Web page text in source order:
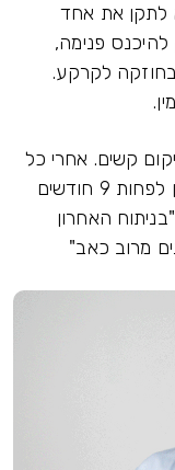
לתקן את אחד
פנימה,
לקרקע.
שיקום קשים. אחרי כל
ניתוח נסים שכב מגובס בחצי גופו העליון לפחות 9 חודשים
האחרון
מרוב כאב"